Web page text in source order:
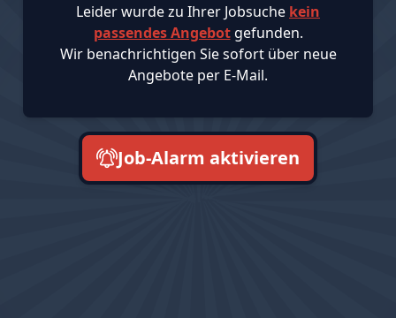
Leider wurde zu Ihrer Jobsuche kein
passendes Angebotgefunden.
Wir benachrichtigen Sie sofort über neue
Angebote per E-Mail.
Job-Alarm aktivieren